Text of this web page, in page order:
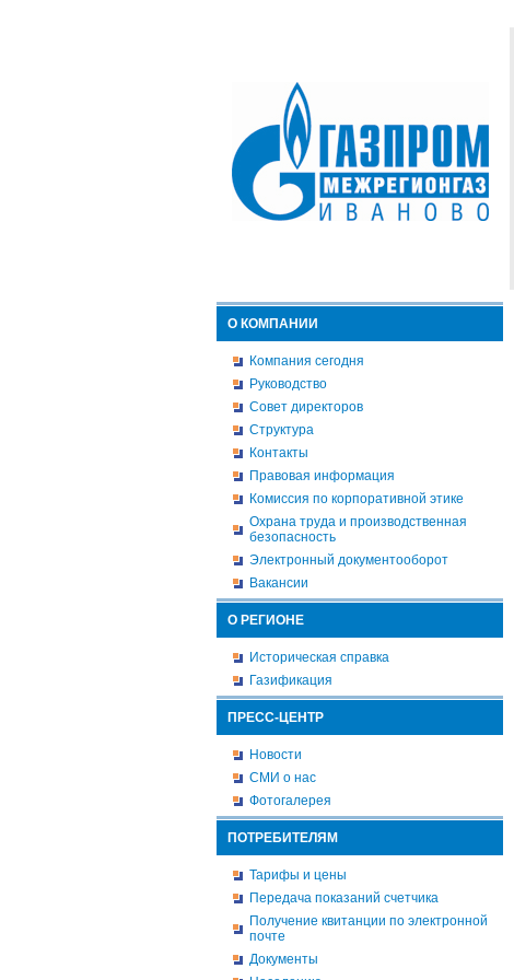
О КОМПАНИИ
Компания сегодня
Руководство
Совет директоров
Структура
Контакты
Правовая информация
Комиссия по корпоративной этике
Охрана труда и производственная
безопасность
Электронный документооборот
Вакансии
О РЕГИОНЕ
Историческая справка
Газификация
ПРЕСС-ЦЕНТР
Новости
СМИ о нас
Фотогалерея
ПОТРЕБИТЕЛЯМ
Тарифы и цены
Передача показаний счетчика
Получение квитанции по электронной
почте
Документы